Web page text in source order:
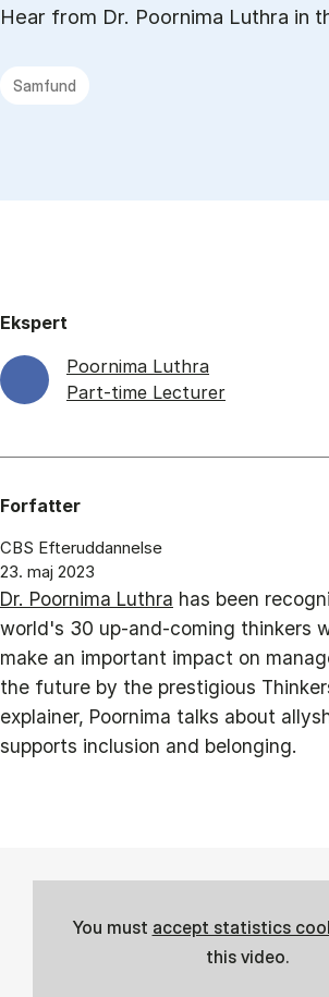
Hear from Dr. Poornima Luthra in
Samfund
Ekspert
Poornima Luthra
Part-time Lecturer
Forfatter
CBS Efteruddannelse
23. maj 2023
Dr. Poornima Luthra has been
world's 30 up-and-coming thinkers
make an important impact on
the future by the prestigious
explainer, Poornima talks about
supports inclusion and belonging.
You must accept statistics
this video.